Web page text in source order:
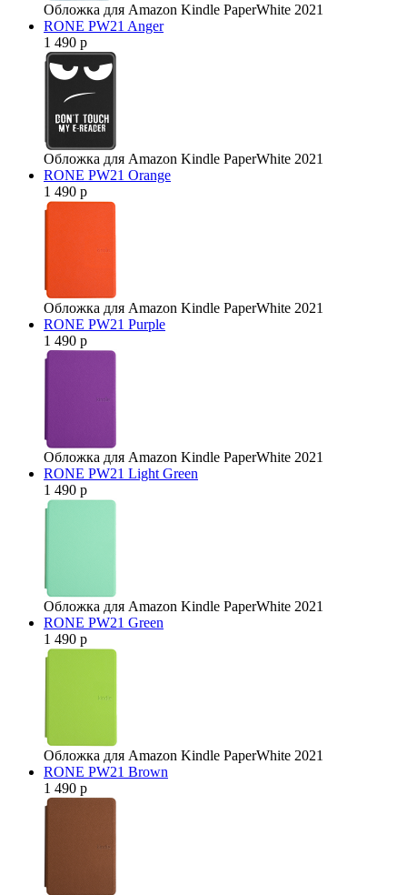
Обложка для Amazon Kindle PaperWhite 2021
RONE PW21 Anger
1 490 р
Обложка для Amazon Kindle PaperWhite 2021
RONE PW21 Orange
1 490 р
Обложка для Amazon Kindle PaperWhite 2021
RONE PW21 Purple
1 490 р
Обложка для Amazon Kindle PaperWhite 2021
RONE PW21 Light Green
1 490 р
Обложка для Amazon Kindle PaperWhite 2021
RONE PW21 Green
1 490 р
Обложка для Amazon Kindle PaperWhite 2021
RONE PW21 Brown
1 490 р